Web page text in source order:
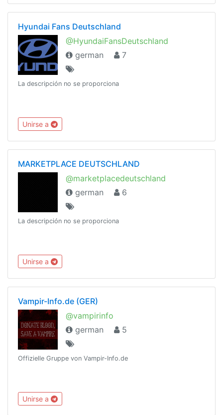
Hyundai Fans Deutschland
@HyundaiFansDeutschland
german
7
La descripción no se proporciona
Unirse a
MARKETPLACE DEUTSCHLAND
@marketplacedeutschland
german
6
La descripción no se proporciona
Unirse a
Vampir-Info.de (GER)
@vampirinfo
german
5
Offizielle Gruppe von Vampir-Info.de
Unirse a